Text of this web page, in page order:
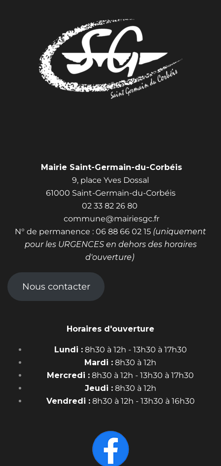
Mairie Saint-Germain-du-Corbéis
9, place Yves Dossal
61000 Saint-Germain-du-Corbéis
02 33 82 26 80
commune@mairiesgc.fr
N° de permanence : 06 88 66 02 15 (uniquement
pour les URGENCES en dehors des horaires
d'ouverture)
Nous contacter
Horaires d'ouverture
Lundi :8h30 à 12h - 13h30 à 17h30
Mardi : 8h30 à 12h
Mercredi : 8h30 à 12h - 13h30 à 17h30
Jeudi :8h30 à 12h
Vendredi :8h30 à 12h - 13h30 à 16h30